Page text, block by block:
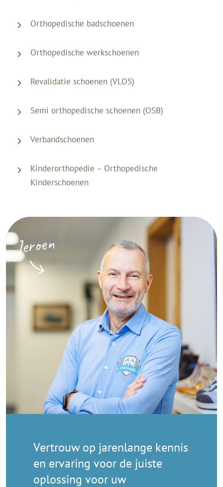
Orthopedische badschoenen
Orthopedische werkschoenen
Revalidatie schoenen (VLOS)
Semi orthopedische schoenen (OSB)
Verbandschoenen
Kinderorthopedie – Orthopedische
Kinderschoenen
Vertrouw op jarenlange kennis
en ervaring voor de juiste
oplossing voor uw
Jeroen